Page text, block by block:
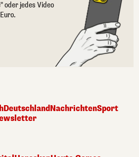
oder jedes Video
DeutschlandNachrichtenSport